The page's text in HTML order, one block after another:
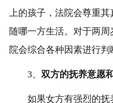
上的孩子，法院会尊重
随哪一方生活。对于两
院会综合各种因素进行判
3、 双方的抚养意愿
如果女方有强烈的